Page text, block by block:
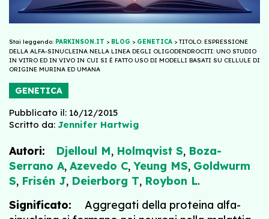
Stai leggendo: PARKINSON.IT > BLOG > GENETICA > TITOLO: ESPRESSIONE
DELLA ALFA-SINUCLEINA NELLA LINEA DEGLI OLIGODENDROCITI: UNO STUDIO
IN VITRO ED IN VIVO IN CUI SI È FATTO USO DI MODELLI BASATI SU CELLULE DI
ORIGINE MURINA ED UMANA
GENETICA
Pubblicato il: 16/12/2015
Scritto da: Jennifer Hartwig
Autori: Djelloul M, Holmqvist S, Boza-
Serrano A, Azevedo C, Yeung MS, Goldwurm
S, Frisén J, Deierborg T, Roybon L.
Significato:
Aggregati della proteina alfa-